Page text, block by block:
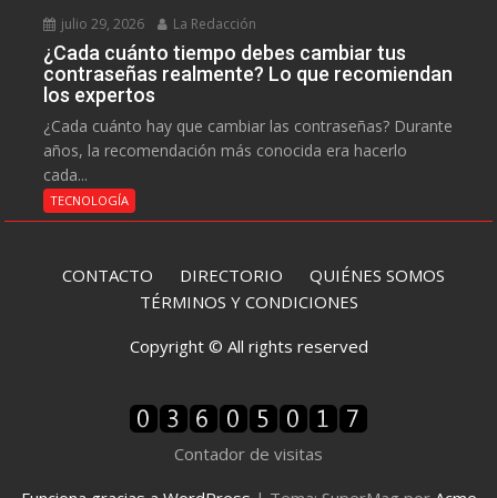
julio 29, 2026 La Redacción
¿Cada cuánto tiempo debes cambiar tus
contraseñas realmente? Lo que recomiendan
los expertos
¿Cada cuánto hay que cambiar las contraseñas? Durante
años, la recomendación más conocida era hacerlo
cada...
TECNOLOGÍA
CONTACTO DIRECTORIO QUIÉNES SOMOS
TÉRMINOS Y CONDICIONES
Copyright © All rights reserved
Contador de visitas